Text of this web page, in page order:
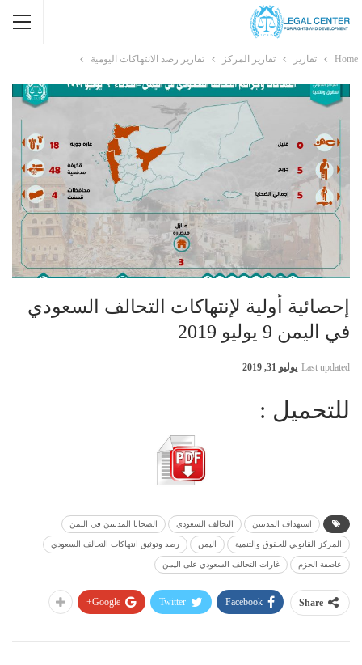
Home تقارير تقارير المركز تقارير رصد الانتهاكات اليومية
إحصائية أولية لإنتهاكات التحالف السعودي
في اليمن 9 يوليو 2019
Last updated يوليو 31, 2019
للتحميل :
استهداف المدنيين التحالف السعودي الضحايا المدنيين في اليمن
المركز القانوني للحقوق والتنمية اليمن رصد وتوثيق انتهاكات التحالف السعودي
عاصفة الحزم غارات التحالف السعودي على اليمن
Share
Facebook
Twitter
Google+